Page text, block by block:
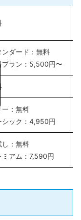
ンダード：無料
プラン：5,500円〜
ー：無料
シック：4,950円
し：無料
ミアム：7,590円